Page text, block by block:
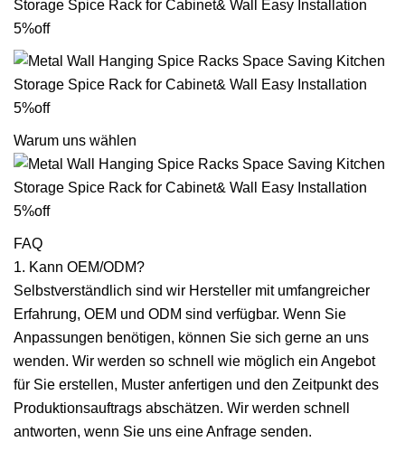
Warum uns wählen
FAQ
1. Kann OEM/ODM?
Selbstverständlich sind wir Hersteller mit umfangreicher
Erfahrung, OEM und ODM sind verfügbar. Wenn Sie
Anpassungen benötigen, können Sie sich gerne an uns
wenden. Wir werden so schnell wie möglich ein Angebot
für Sie erstellen, Muster anfertigen und den Zeitpunkt des
Produktionsauftrags abschätzen. Wir werden schnell
antworten, wenn Sie uns eine Anfrage senden.